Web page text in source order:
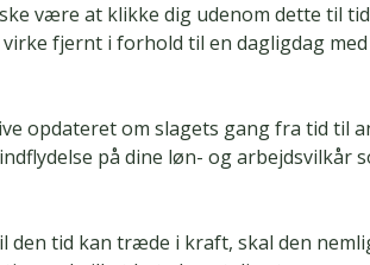
være at klikke dig udenom dette til
fjernt i forhold til en dagligdag
opdateret om slagets gang fra tid til
på dine løn- og arbejdsvilkår
den tid kan træde i kraft, skal den